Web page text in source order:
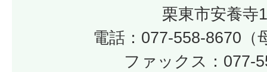
栗東市安養寺
電話：077-558-8670（
ファックス：077-